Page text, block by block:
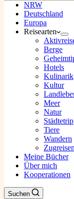
NRW
Deutschland
Europa
Reisearten
Berge
Hotels
Kulinarik
Kultur
Meer
Natur
Städtetrip
Tiere
Wandern
Zugreisen
Meine Bücher
Über mich
Kooperationen
Suchen